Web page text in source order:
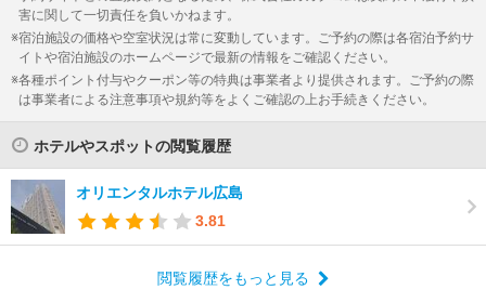
害に関して一切責任を負いかねます。
宿泊施設の価格や空室状況は常に変動しています。ご予約の際は各宿泊予約サ
イトや宿泊施設のホームページで最新の情報をご確認ください。
各種ポイント付与やクーポン等の特典は事業者より提供されます。ご予約の際
は事業者による注意事項や規約等をよくご確認の上お手続きください。
ホテルやスポットの閲覧履歴
オリエンタルホテル広島
3.81
閲覧履歴をもっと見る